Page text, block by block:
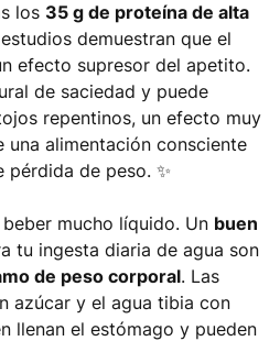
los 35 g de proteína de alta
demuestran que el
efecto supresor del apetito.
de saciedad y puede
repentinos, un efecto muy
una alimentación consciente
de peso. ✨
mucho líquido. Un buen
tu ingesta diaria de agua son
de peso corporal. Las
azúcar y el agua tibia con
llenan el estómago y pueden